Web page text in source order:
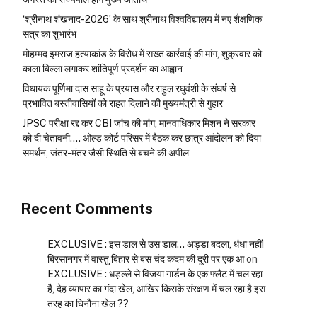
‘श्रीनाथ शंखनाद-2026’ के साथ श्रीनाथ विश्वविद्यालय में नए शैक्षणिक
सत्र का शुभारंभ
मोहम्मद इमराज हत्याकांड के विरोध में सख्त कार्रवाई की मांग, शुक्रवार को
काला बिल्ला लगाकर शांतिपूर्ण प्रदर्शन का आह्वान
विधायक पूर्णिमा दास साहू के प्रयास और राहुल रघुवंशी के संघर्ष से
प्रभावित बस्तीवासियों को राहत दिलाने की मुख्यमंत्री से गुहार
JPSC परीक्षा रद्द कर CBI जांच की मांग, मानवाधिकार मिशन ने सरकार
को दी चेतावनी…. ओल्ड कोर्ट परिसर में बैठक कर छात्र आंदोलन को दिया
समर्थन, जंतर-मंतर जैसी स्थिति से बचने की अपील
Recent Comments
EXCLUSIVE : इस डाल से उस डाल… अड्डा बदला, धंधा नहीं!
बिरसानगर में वास्तु बिहार से बस चंद कदम की दूरी पर एक आon
EXCLUSIVE : धड़ल्ले से विजया गार्डन के एक फ्लैट में चल रहा
है, देह व्यापार का गंदा खेल, आखिर किसके संरक्षण में चल रहा है इस
तरह का घिनौना खेल ??